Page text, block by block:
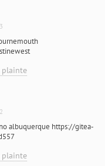
plainte
albuquerque https://gitea-
plainte